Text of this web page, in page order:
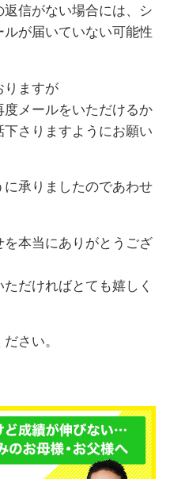
信がない場合には、シ
が届いていない可能性
りますが
度メールをいただけるか
下さりますようにお願い
承りましたのであわせ
本当にありがとうござ
だければとても嬉しく
さい。